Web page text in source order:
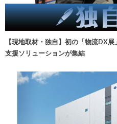
【現地取材・独自】初の「物流DX
支援ソリューションが集結